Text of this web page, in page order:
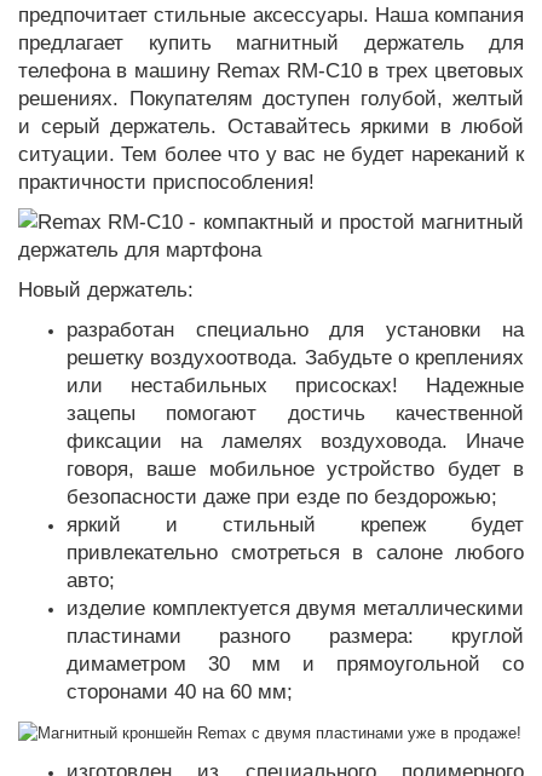
предпочитает стильные аксессуары. Наша компания
предлагает купить магнитный держатель для
телефона в машину Remax RM-C10 в трех цветовых
решениях. Покупателям доступен голубой, желтый
и серый держатель. Оставайтесь яркими в любой
ситуации. Тем более что у вас не будет нареканий к
практичности приспособления!
Новый держатель:
разработан специально для установки на
решетку воздухоотвода. Забудьте о креплениях
или нестабильных присосках! Надежные
зацепы помогают достичь качественной
фиксации на ламелях воздуховода. Иначе
говоря, ваше мобильное устройство будет в
безопасности даже при езде по бездорожью;
яркий и стильный крепеж будет
привлекательно смотреться в салоне любого
авто;
изделие комплектуется двумя металлическими
пластинами разного размера: круглой
димаметром 30 мм и прямоугольной со
сторонами 40 на 60 мм;